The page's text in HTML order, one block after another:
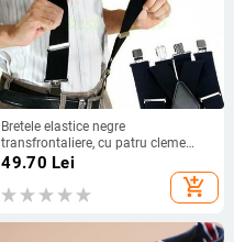
Bretele elastice negre
transfrontaliere, cu patru cleme
neutre, pentru bărbați și femei,
reglabile
49.70 Lei
add_shopping_cart